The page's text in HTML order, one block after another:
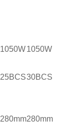
1050W 1050W
25BCS30BCS
280mm280mm